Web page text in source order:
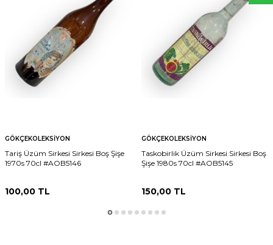
GÖKÇEKOLEKSIYON
Tariş Üzüm Sirkesi Sirkesi Boş Şişe
1970s 70cl #AOB5146
100,00 TL
GÖKÇEKOLEKSIYON
Taskobirlik Üzüm Sirkesi Sirkesi Boş
Şişe 1980s 70cl #AOB5145
150,00TL